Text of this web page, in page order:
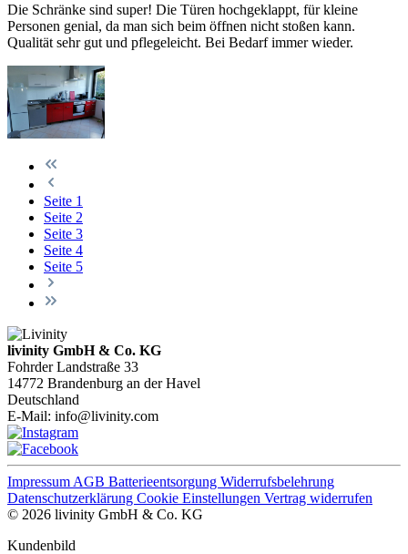
Die Schränke sind super! Die Türen hochgeklappt, für kleine
Personen genial, da man sich beim öffnen nicht stoßen kann.
Qualität sehr gut und pflegeleicht. Bei Bedarf immer wieder.
Seite 1
Seite 2
Seite 3
Seite 4
Seite 5
livinity GmbH & Co. KG
Fohrder Landstraße 33
14772 Brandenburg an der Havel
Deutschland
E-Mail: info@livinity.com
Impressum AGB Batterieentsorgung Widerrufsbelehrung
Datenschutzerklärung Cookie Einstellungen Vertrag widerrufen
© 2026 livinity GmbH & Co. KG
Kundenbild